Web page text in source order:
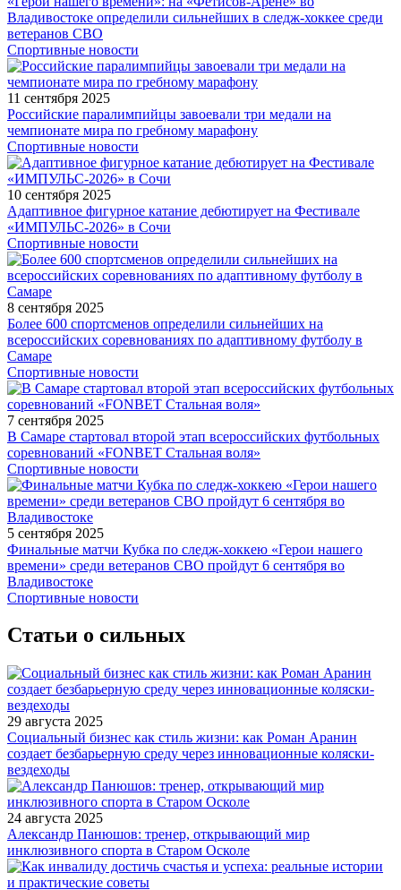
Владивостоке определили сильнейших в следж-хоккее среди
ветеранов СВО
Спортивные новости
11 сентября 2025
Российские паралимпийцы завоевали три медали на
чемпионате мира по гребному марафону
Спортивные новости
10 сентября 2025
Адаптивное фигурное катание дебютирует на Фестивале
«ИМПУЛЬС-2026» в Сочи
Спортивные новости
8 сентября 2025
Более 600 спортсменов определили сильнейших на
всероссийских соревнованиях по адаптивному футболу в
Самаре
Спортивные новости
7 сентября 2025
В Самаре стартовал второй этап всероссийских футбольных
соревнований «FONBET Стальная воля»
Спортивные новости
5 сентября 2025
Финальные матчи Кубка по следж-хоккею «Герои нашего
времени» среди ветеранов СВО пройдут 6 сентября во
Владивостоке
Спортивные новости
Статьи о сильных
29 августа 2025
Социальный бизнес как стиль жизни: как Роман Аранин
создает безбарьерную среду через инновационные коляски-
вездеходы
24 августа 2025
Александр Панюшов: тренер, открывающий мир
инклюзивного спорта в Старом Осколе